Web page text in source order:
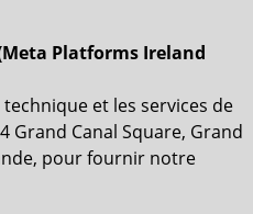
Platforms Ireland
et les services de
Grand Canal Square, Grand
pour fournir notre